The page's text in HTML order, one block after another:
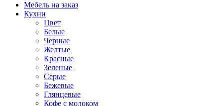
Мебель на заказ
Кухни
Цвет
Белые
Черные
Желтые
Красные
Зеленые
Серые
Бежевые
Глянцевые
Кофе с молоком